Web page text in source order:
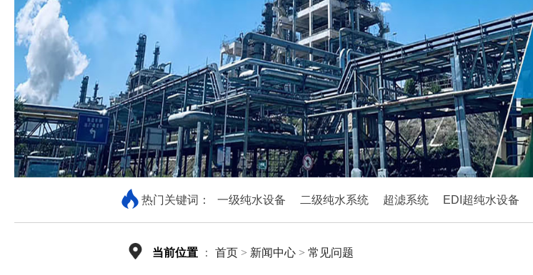
热门关键词： 一级纯水设备 二级纯水系统 超滤系统 EDI超纯水设备
当前位置 ： 首页 > 新闻中心 > 常见问题